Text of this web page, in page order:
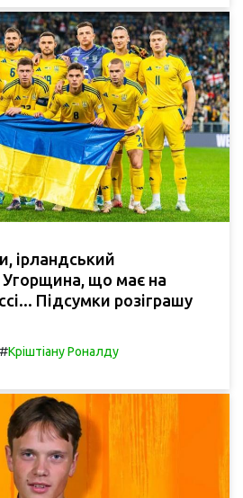
ірландський
що має на
Підсумки розіграшу
#Кріштіану Роналду